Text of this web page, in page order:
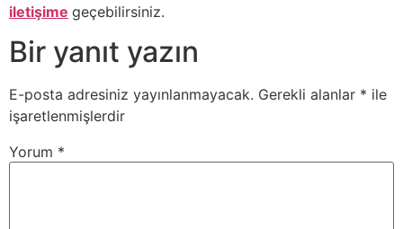
iletişime geçebilirsiniz.
Bir yanıt yazın
E-posta adresiniz yayınlanmayacak. Gerekli alanlar * ile
işaretlenmişlerdir
Yorum *